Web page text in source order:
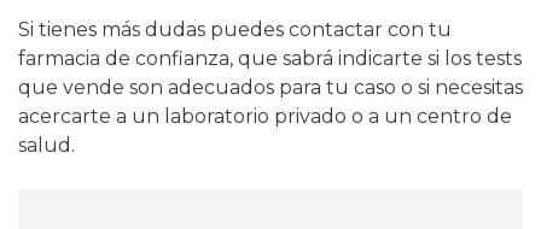
Si tienes más dudas puedes contactar con tu
farmacia de confianza, que sabrá indicarte si los tests
que vende son adecuados para tu caso o si necesitas
acercarte a un laboratorio privado o a un centro de
salud.